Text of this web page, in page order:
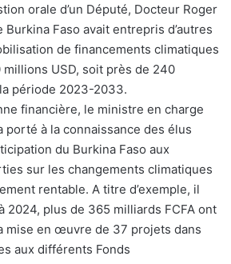
orale d’un Député, Docteur Roger
Faso avait entrepris d’autres
de financements climatiques
millions USD, soit près de 240
période 2023-2033.
financière, le ministre en charge
porté à la connaissance des élus
du Burkina Faso aux
sur les changements climatiques
rentable. A titre d’exemple, il
2024, plus de 365 milliards FCFA ont
mise en œuvre de 37 projets dans
aux différents Fonds